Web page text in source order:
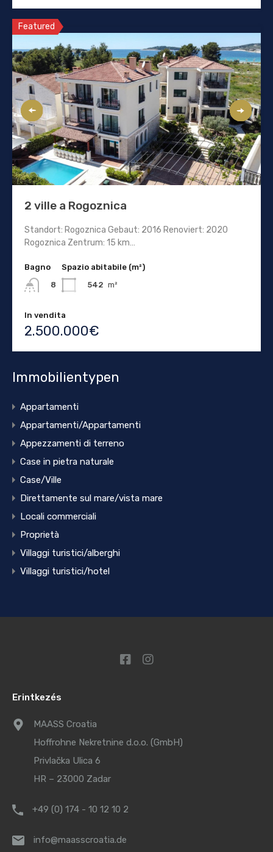
Featured
2 ville a Rogoznica
Standort: Rogoznica Gebaut: 2016 Renoviert: 2020
Rogoznica Zentrum: 15 km…
Bagno
8
Spazio abitabile (m²)
542 m²
In vendita
2.500.000€
Immobilientypen
Appartamenti
Appartamenti/Appartamenti
Appezzamenti di terreno
Case in pietra naturale
Case/Ville
Direttamente sul mare/vista mare
Locali commerciali
Proprietà
Villaggi turistici/alberghi
Villaggi turistici/hotel
Erintkezés
MAASS Croatia
Hoffrohne Nekretnine d.o.o. (GmbH)
Privlačka Ulica 6
HR – 23000 Zadar
+49 (0) 174 - 10 12 10 2
info@maasscroatia.de